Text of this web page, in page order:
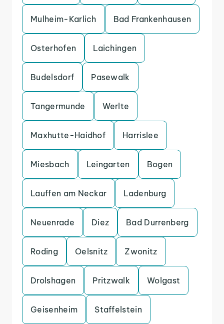
Mulheim-Karlich Bad Frankenhausen
Osterhofen Laichingen
Budelsdorf Pasewalk
Tangermunde Werlte
Maxhutte-Haidhof Harrislee
Miesbach Leingarten Bogen
Lauffen am Neckar Ladenburg
Neuenrade Diez Bad Durrenberg
Roding Oelsnitz Zwonitz
Drolshagen Pritzwalk Wolgast
Geisenheim Staffelstein